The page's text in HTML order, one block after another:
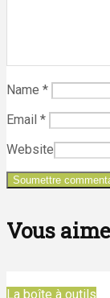
Name *
Email *
Website
Vous
La boîte à outils